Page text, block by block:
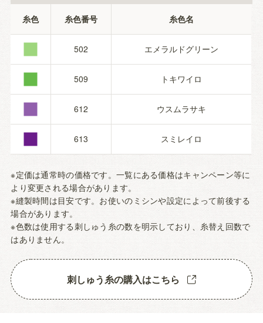
糸色 糸色番号 糸色名
■ 502 エメラルドグリーン
■ 509 トキワイロ
■ 612 ウスムラサキ
■ 613 スミレイロ
※定価は通常時の価格です。一覧にある価格はキャンペーン等に
より変更される場合があります。
※縫製時間は目安です。お使いのミシンや設定によって前後する
場合があります。
※色数は使用する刺しゅう糸の数を明示しており、糸替え回数で
はありません。
刺しゅう糸の購入はこちら